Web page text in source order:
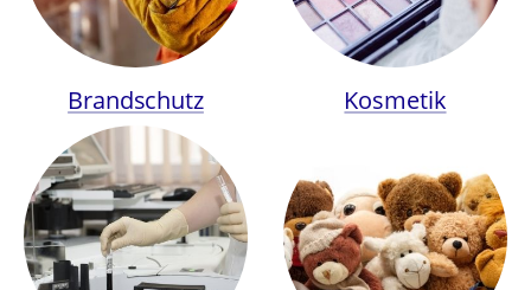
Brandschutz Kosmetik